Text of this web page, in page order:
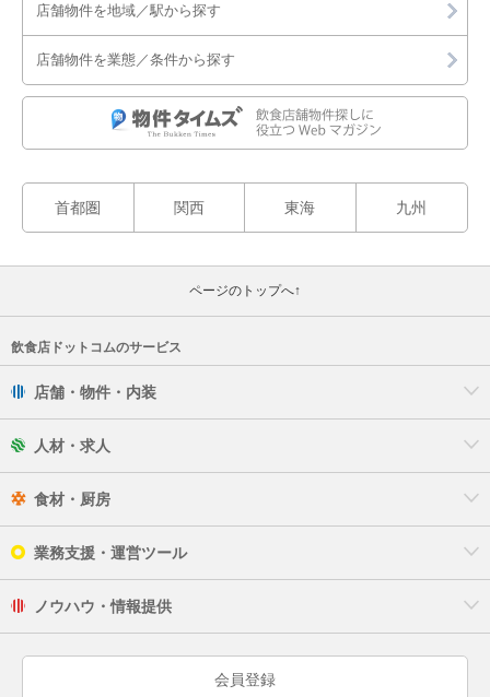
店舗物件を地域／駅から探す
店舗物件を業態／条件から探す
首都圏 関西 東海 九州
ページのトップへ↑
飲食店ドットコムのサービス
店舗・物件・内装
人材・求人
食材・厨房
業務支援・運営ツール
ノウハウ・情報提供
会員登録